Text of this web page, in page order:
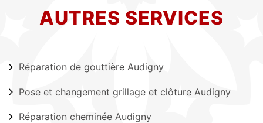
AUTRES SERVICES
Réparation de gouttière Audigny
Pose et changement grillage et clôture Audigny
Réparation cheminée Audigny